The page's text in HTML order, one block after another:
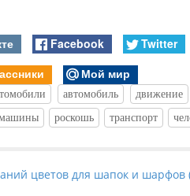
Facebook
Twitter
Мой мир
автомобиль
движение
роскошь транспорт
цветов для шапок и шарфов